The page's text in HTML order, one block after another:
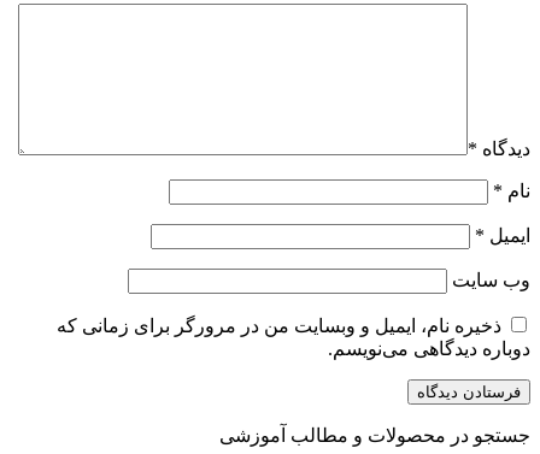
دیدگاه *
نام *
ایمیل *
وب‌ سایت
ذخیره نام، ایمیل و وبسایت من در مرورگر برای زمانی که
دوباره دیدگاهی می‌نویسم.
جستجو در محصولات و مطالب آموزشی